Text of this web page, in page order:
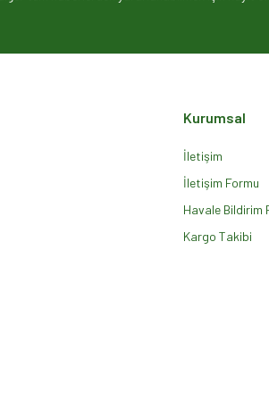
eksik bilgiler bulunuyor.
Kurumsal
İletişim
İletişim Formu
Havale Bildirim
Kargo Takibi